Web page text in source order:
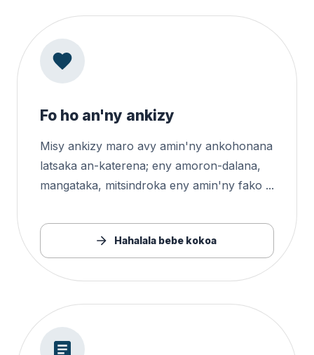
Fo ho an'ny ankizy
Misy ankizy maro avy amin'ny ankohonana
latsaka an-katerena; eny amoron-dalana,
mangataka, mitsindroka eny amin'ny fako ...
Hahalala bebe kokoa